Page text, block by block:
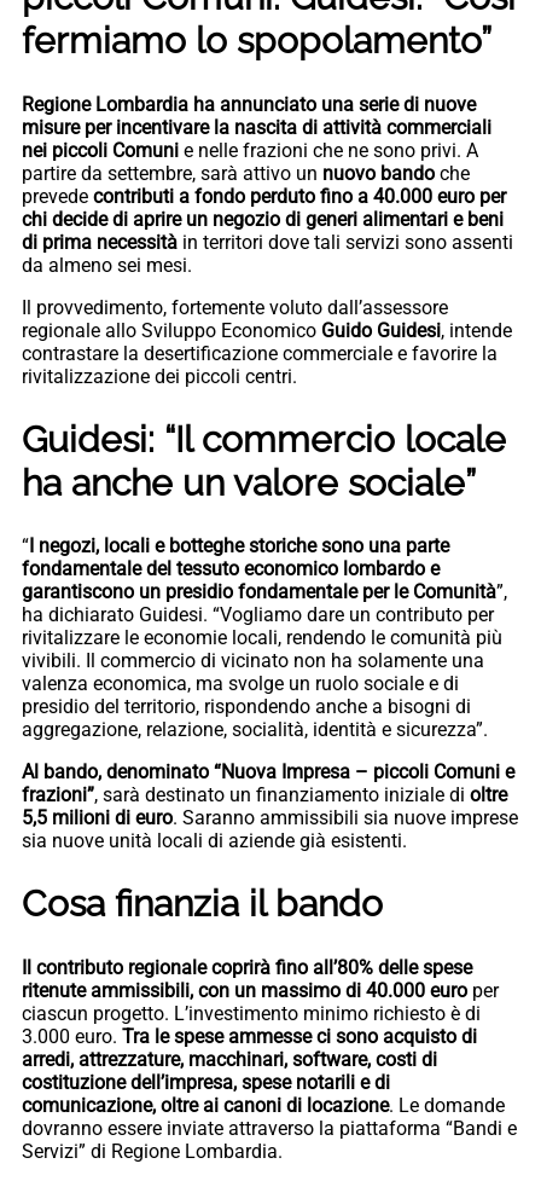
fermiamo lo spopolamento”
Regione Lombardia ha annunciato una serie di nuove
misure per incentivare la nascita di attività commerciali
nei piccoli Comuni e nelle frazioni che ne sono privi. A
partire da settembre, sarà attivo un nuovo bando che
prevede contributi a fondo perduto fino a 40.000 euro per
chi decide di aprire un negozio di generi alimentari e beni
di prima necessità in territori dove tali servizi sono assenti
da almeno sei mesi.
Il provvedimento, fortemente voluto dall’assessore
regionale allo Sviluppo Economico Guido Guidesi, intende
contrastare la desertificazione commerciale e favorire la
rivitalizzazione dei piccoli centri.
Guidesi: “Il commercio locale
ha anche un valore sociale”
“ I negozi, locali e botteghe storiche sono una parte
fondamentale del tessuto economico lombardo e
garantiscono un presidio fondamentale per le Comunità”,
ha dichiarato Guidesi. “Vogliamo dare un contributo per
rivitalizzare le economie locali, rendendo le comunità più
vivibili. Il commercio di vicinato non ha solamente una
valenza economica, ma svolge un ruolo sociale e di
presidio del territorio, rispondendo anche a bisogni di
aggregazione, relazione, socialità, identità e sicurezza”.
Al bando, denominato “Nuova Impresa – piccoli Comuni e
frazioni”, sarà destinato un finanziamento iniziale di oltre
5,5 milioni di euro. Saranno ammissibili sia nuove imprese
sia nuove unità locali di aziende già esistenti.
Cosa finanzia il bando
Il contributo regionale coprirà fino all’80% delle spese
ritenute ammissibili, con un massimo di 40.000 euro per
ciascun progetto. L’investimento minimo richiesto è di
3.000 euro. Tra le spese ammesse ci sono acquisto di
arredi, attrezzature, macchinari, software, costi di
costituzione dell’impresa, spese notarili e di
comunicazione, oltre ai canoni di locazione. Le domande
dovranno essere inviate attraverso la piattaforma “Bandi e
Servizi” di Regione Lombardia.